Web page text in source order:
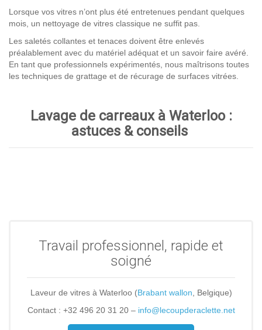
Lorsque vos vitres n’ont plus été entretenues pendant quelques
mois, un nettoyage de vitres classique ne suffit pas.
Les saletés collantes et tenaces doivent être enlevés
préalablement avec du matériel adéquat et un savoir faire avéré.
En tant que professionnels expérimentés, nous maîtrisons toutes
les techniques de grattage et de récurage de surfaces vitrées.
Lavage de carreaux à Waterloo :
astuces & conseils
Travail professionnel, rapide et
soigné
Laveur de vitres à Waterloo (Brabant wallon, Belgique)
Contact : +32 496 20 31 20 – info@lecoupderaclette.net